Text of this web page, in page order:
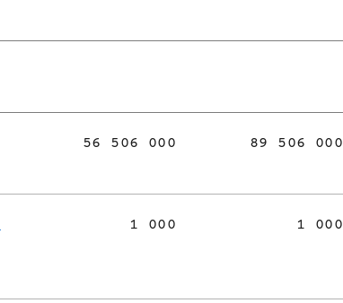
56 506 000 89 506 000
1 000 1 000